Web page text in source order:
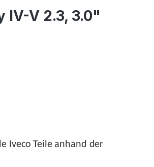
IV-V 2.3, 3.0"
Iveco Teile anhand der